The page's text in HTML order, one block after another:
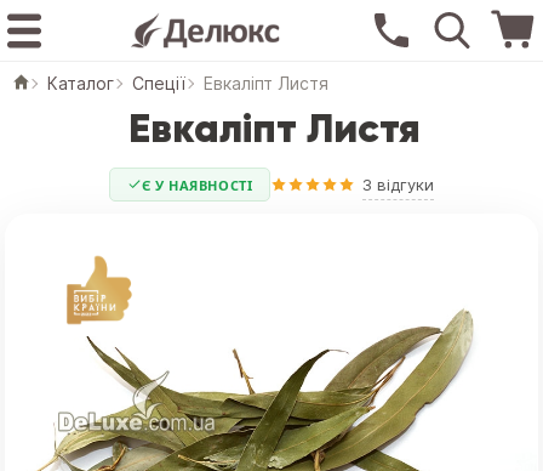
Каталог Спеції Евкаліпт Листя
Евкаліпт Листя
Є У НАЯВНОСТІ 3 відгуки